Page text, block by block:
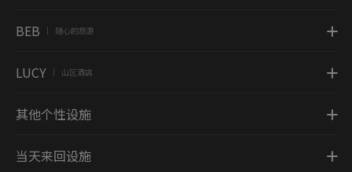
BEB 随心的旅游
LUCY 山区酒店
其他个性设施
当天来回设施